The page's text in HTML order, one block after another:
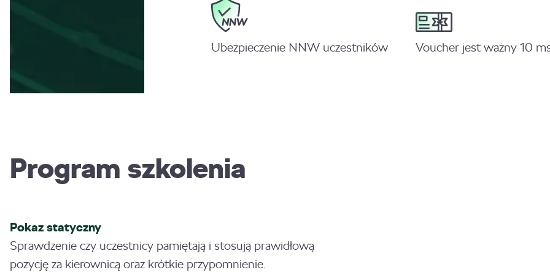
Ubezpieczenie NNW uczestników Voucher jest ważny 10
Program szkolenia
Pokaz statyczny
Sprawdzenie czy uczestnicy pamiętają i stosują prawidłową
pozycję za kierownicą oraz krótkie przypomnienie.